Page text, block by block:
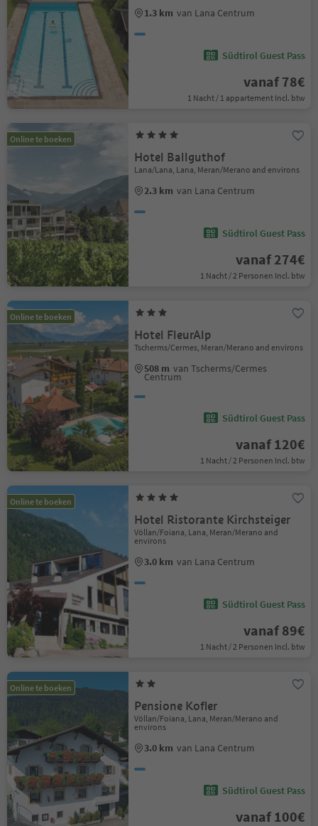
1.3 km van Lana Centrum
Südtirol Guest Pass
vanaf 78€
1 Nacht / 1 appartement Incl. btw
Online te boeken
Hotel Ballguthof
Lana/Lana, Lana, Meran/Merano and environs
2.3 km van Lana Centrum
Südtirol Guest Pass
vanaf 274€
1 Nacht / 2 Personen Incl. btw
Online te boeken
Hotel FleurAlp
Tscherms/Cermes, Meran/Merano and environs
508 m van Tscherms/Cermes
Centrum
Südtirol Guest Pass
vanaf 120€
1 Nacht / 2 Personen Incl. btw
Online te boeken
Hotel Ristorante Kirchsteiger
Völlan/Foiana, Lana, Meran/Merano and
environs
3.0 km van Lana Centrum
Südtirol Guest Pass
vanaf 89€
1 Nacht / 2 Personen Incl. btw
Online te boeken
Pensione Kofler
Völlan/Foiana, Lana, Meran/Merano and
environs
3.0 km van Lana Centrum
Südtirol Guest Pass
vanaf 100€